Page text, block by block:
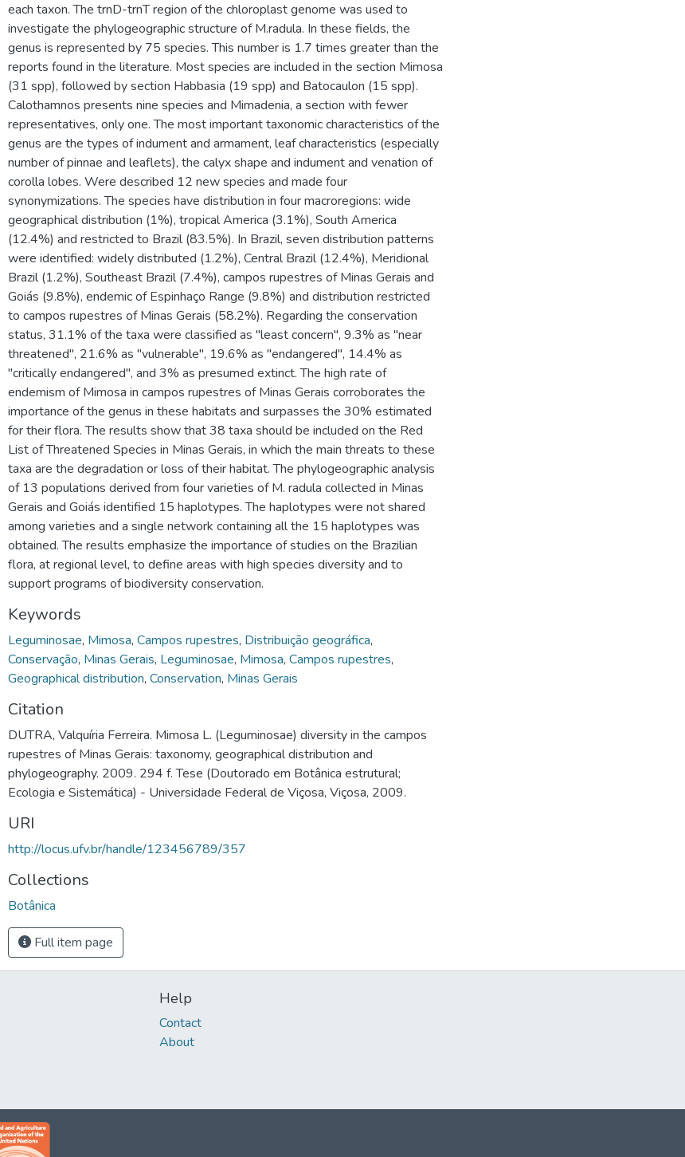
each taxon. The trnD-trnT region of the chloroplast genome was used to
investigate the phylogeographic structure of M.radula. In these fields, the
genus is represented by 75 species. This number is 1.7 times greater than the
reports found in the literature. Most species are included in the section Mimosa
(31 spp), followed by section Habbasia (19 spp) and Batocaulon (15 spp).
Calothamnos presents nine species and Mimadenia, a section with fewer
representatives, only one. The most important taxonomic characteristics of the
genus are the types of indument and armament, leaf characteristics (especially
number of pinnae and leaflets), the calyx shape and indument and venation of
corolla lobes. Were described 12 new species and made four
synonymizations. The species have distribution in four macroregions: wide
geographical distribution (1%), tropical America (3.1%), South America
(12.4%) and restricted to Brazil (83.5%). In Brazil, seven distribution patterns
were identified: widely distributed (1.2%), Central Brazil (12.4%), Meridional
Brazil (1.2%), Southeast Brazil (7.4%), campos rupestres of Minas Gerais and
Goiás (9.8%), endemic of Espinhaço Range (9.8%) and distribution restricted
to campos rupestres of Minas Gerais (58.2%). Regarding the conservation
status, 31.1% of the taxa were classified as "least concern", 9.3% as "near
threatened", 21.6% as "vulnerable", 19.6% as "endangered", 14.4% as
"critically endangered", and 3% as presumed extinct. The high rate of
endemism of Mimosa in campos rupestres of Minas Gerais corroborates the
importance of the genus in these habitats and surpasses the 30% estimated
for their flora. The results show that 38 taxa should be included on the Red
List of Threatened Species in Minas Gerais, in which the main threats to these
taxa are the degradation or loss of their habitat. The phylogeographic analysis
of 13 populations derived from four varieties of M. radula collected in Minas
Gerais and Goiás identified 15 haplotypes. The haplotypes were not shared
among varieties and a single network containing all the 15 haplotypes was
obtained. The results emphasize the importance of studies on the Brazilian
flora, at regional level, to define areas with high species diversity and to
support programs of biodiversity conservation.
Keywords
Leguminosae, Mimosa, Campos rupestres, Distribuição geográfica,
Conservação, Minas Gerais, Leguminosae, Mimosa, Campos rupestres,
Geographical distribution, Conservation, Minas Gerais
Citation
DUTRA, Valquíria Ferreira. Mimosa L. (Leguminosae) diversity in the campos
rupestres of Minas Gerais: taxonomy, geographical distribution and
phylogeography. 2009. 294 f. Tese (Doutorado em Botânica estrutural;
Ecologia e Sistemática) - Universidade Federal de Viçosa, Viçosa, 2009.
URI
http://locus.ufv.br/handle/123456789/357
Collections
Botânica
Full item page
Help
Contact
About